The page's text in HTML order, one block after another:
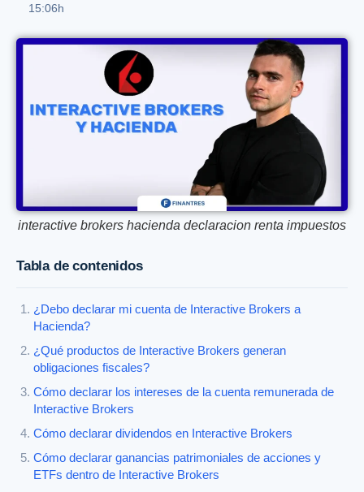
15:06h
interactive brokers hacienda declaracion renta impuestos
Tabla de contenidos
¿Debo declarar mi cuenta de Interactive Brokers a
Hacienda?
¿Qué productos de Interactive Brokers generan
obligaciones fiscales?
Cómo declarar los intereses de la cuenta remunerada de
Interactive Brokers
Cómo declarar dividendos en Interactive Brokers
Cómo declarar ganancias patrimoniales de acciones y
ETFs dentro de Interactive Brokers